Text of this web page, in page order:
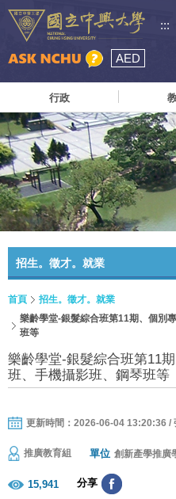
:::
AED
行政
招生。徵才。就業
首頁
招生。徵才。就業
樂齡學堂-銀髮綜合班第11期、個別
班等
樂齡學堂-銀髮綜合班第11
班、手機攝影班、鋼琴班等
更新時間：2026-06-04 13:20:36
推廣教育組 單位 創新產學推廣
15,941 分享